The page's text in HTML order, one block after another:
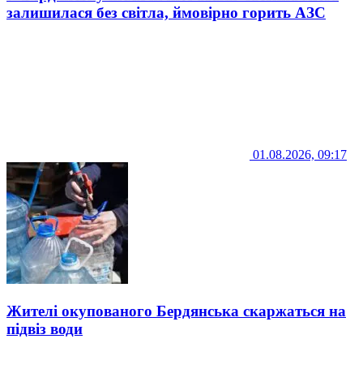
залишилася без світла, ймовірно горить АЗС
01.08.2026, 09:17
Жителі окупованого Бердянська скаржаться на
підвіз води